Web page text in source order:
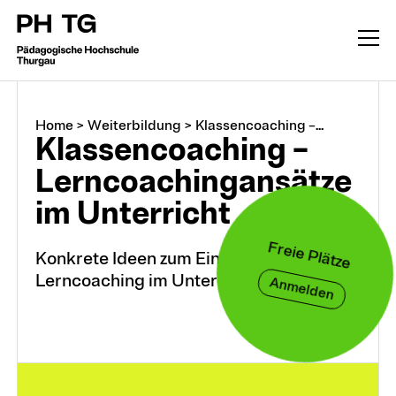
Weiterbildung
Home> Weiterbildung > Klassencoaching –...
Klassencoaching –
Lerncoachingansätze
im Unterricht
Konkrete Ideen zum Einsatz von
Lerncoaching im Unterricht
Freie Plätze
Anmelden